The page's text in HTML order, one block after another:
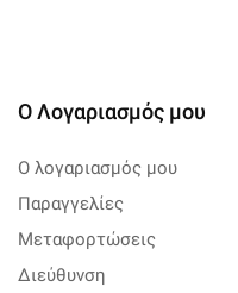
Ο Λογαριασμός μου
Ο λογαριασμός μου
Παραγγελίες
Μεταφορτώσεις
Διεύθυνση